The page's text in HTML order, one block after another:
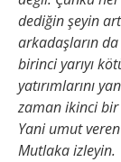
dediğin şeyin
arkadaşların
birinci yarıyı
yatırımlarını
zaman ikinci bir
Yani umut
Mutlaka izleyin.